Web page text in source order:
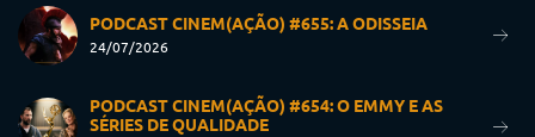
PODCAST CINEM(AÇÃO) #655: A ODISSEIA
24/07/2026
PODCAST CINEM(AÇÃO) #654: O EMMY E AS
SÉRIES DE QUALIDADE